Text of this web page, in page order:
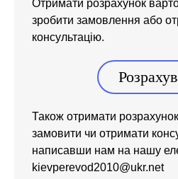
Отримати розрахунок
зробити замовлення або
консультацію.
Також отримати
замовити чи отримати
написавши нам на нашу
kievperevod2010@ukr.net